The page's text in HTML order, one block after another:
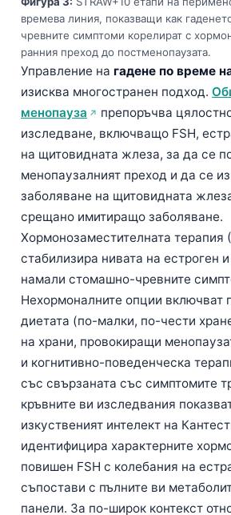
времева линия, показващи как
чревните симптоми корелират с
ранния преход до постменопаузата.
Управление на гадене по време
изисква многостранен подход.
менопауза
препоръчва
изследване, включващо FSH,
на щитовидната жлеза, за да се
менопаузалният преход и да се
заболяване на щитовидната
срещано имитиращо заболяване.
Хормонозаместителната
стабилизира нивата на естроген
намали стомашно-чревните
Нехормоналните опции включват
диетата (по-малки, по-чести
на храни, провокиращи
и когнитивно-поведенческа
със свързаната със симптомите
кръвните ви изследвания
изкуственият интелект на
идентифицира характерните
повишен FSH с колебания на
съпостави с пълните ви
панели. За по-широк контекст